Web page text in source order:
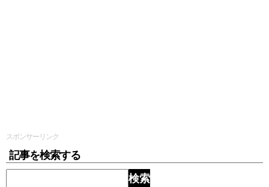
スポンサーリンク
記事を検索する
検索